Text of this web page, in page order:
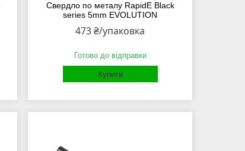
Свердло по металу RapidE Black
series 5mm EVOLUTION
473 ₴/упаковка
Готово до відправки
Купити